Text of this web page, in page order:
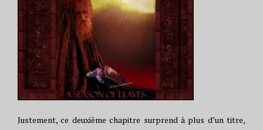
Justement, ce deuxième chapitre surprend à plus d’un titre,